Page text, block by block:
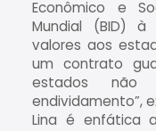
Econômico e
Mundial (BID) à
valores aos
um contrato
estados não
endividamento”,
Lina é enfática